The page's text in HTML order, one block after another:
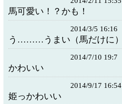
馬可愛い！？かも！
2014/3/5 16:16
う………うまい（馬だけに）
2014/7/10 19:7
かわいい
2014/9/17 16:54
姫っかわいい